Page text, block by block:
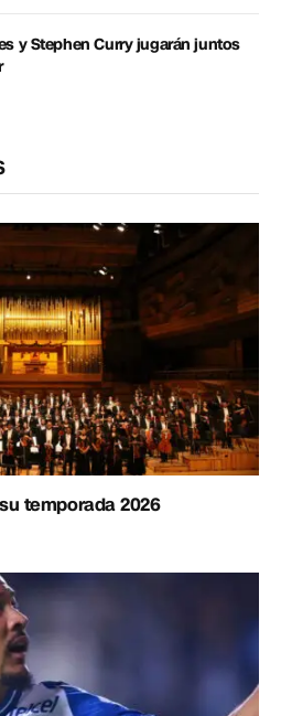
y Stephen Curry jugarán juntos
temporada 2026